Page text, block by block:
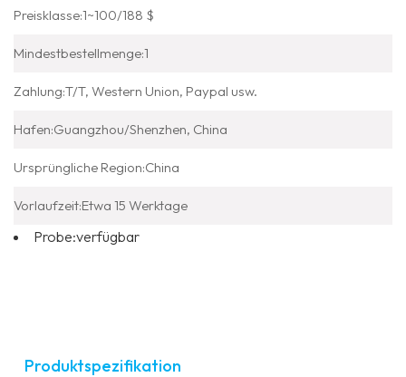
Preisklasse:1~100/188 $
Mindestbestellmenge:1
Zahlung:T/T, Western Union, Paypal usw.
Hafen:Guangzhou/Shenzhen, China
Ursprüngliche Region:China
Vorlaufzeit:Etwa 15 Werktage
Probe:verfügbar
Produktspezifikation